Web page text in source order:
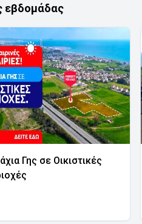
εβδομάδας
Γης σε Οικιστικές